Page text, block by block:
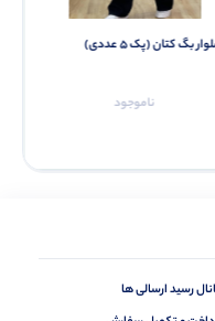
تیشرت چاپ پروانه (پک 3 عددی)
رسید ارسالی ها